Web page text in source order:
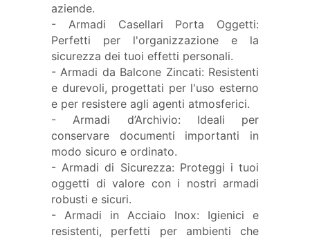
aziende.
- Armadi Casellari Porta Oggetti:
Perfetti per l'organizzazione e la
sicurezza dei tuoi effetti personali.
- Armadi da Balcone Zincati: Resistenti
e durevoli, progettati per l'uso esterno
e per resistere agli agenti atmosferici.
- Armadi d’Archivio: Ideali per
conservare documenti importanti in
modo sicuro e ordinato.
- Armadi di Sicurezza: Proteggi i tuoi
oggetti di valore con i nostri armadi
robusti e sicuri.
- Armadi in Acciaio Inox: Igienici e
resistenti, perfetti per ambienti che